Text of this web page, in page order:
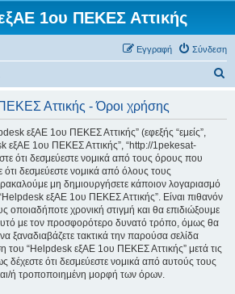
1ου ΠΕΚΕΣ Αττικής
Σύνδεση
Εγγραφή
Αττικής - Όροι χρήσης
εξΑΕ 1ου ΠΕΚΕΣ Αττικής” (εφεξής “εμείς”,
εξΑΕ 1ου ΠΕΚΕΣ Αττικής”, “http://1pekesat-
ότι δεσμεύεστε νομικά από τους όρους που
δεσμεύεστε νομικά από όλους τους
μη δημιουργήσετε κάποιον λογαριασμό
εξΑΕ 1ου ΠΕΚΕΣ Αττικής”. Είναι πιθανόν
οποιαδήποτε χρονική στιγμή και θα επιδιώξουμε
με τον προσφορότερο δυνατό τρόπο, όμως θα
ξαναδιαβάζετε τακτικά την παρούσα σελίδα
του “Helpdesk εξΑΕ 1ου ΠΕΚΕΣ Αττικής” μετά τις
δέχεστε ότι δεσμεύεστε νομικά από αυτούς τους
ή τροποποιημένη μορφή των όρων.